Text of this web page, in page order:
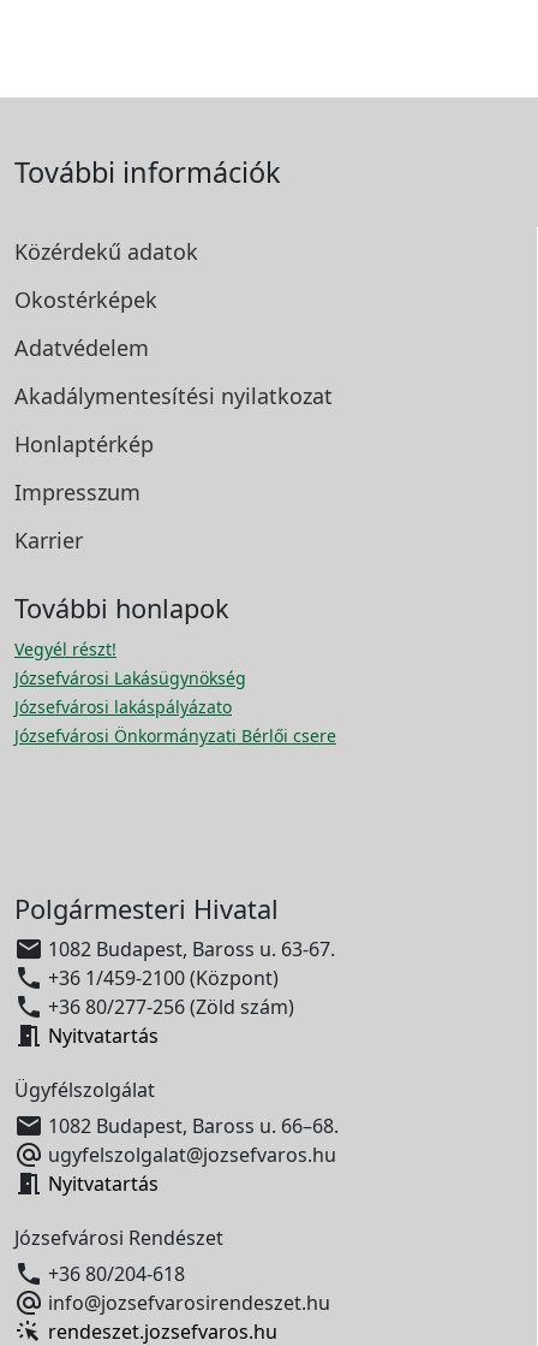
További információk
Közérdekű adatok
Okostérképek
Adatvédelem
Akadálymentesítési nyilatkozat
Honlaptérkép
Impresszum
Karrier
További honlapok
Vegyél részt!
Józsefvárosi Lakásügynökség
Józsefvárosi lakáspályázato
Józsefvárosi Önkormányzati Bérlői csere
Polgármesteri Hivatal
 1082 Budapest, Baross u. 63-67.
 +36 1/459-2100 (Központ)
 +36 80/277-256 (Zöld szám)
 Nyitvatartás
Ügyfélszolgálat
 1082 Budapest, Baross u. 66–68.
 ugyfelszolgalat@jozsefvaros.hu
 Nyitvatartás
Józsefvárosi Rendészet
 +36 80/204-618
 info@jozsefvarosirendeszet.hu
rendeszet.jozsefvaros.hu